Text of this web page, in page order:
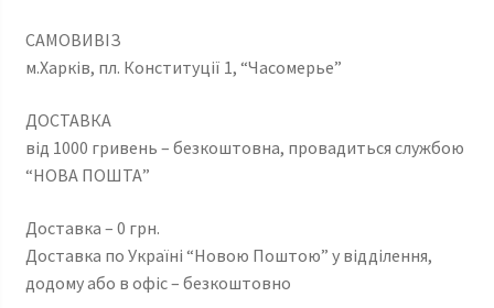
САМОВИВІЗ
м.Харків, пл. Конституції 1, “Часомерье”
ДОСТАВКА
від 1000 гривень – безкоштовна, провадиться службою
“НОВА ПОШТА”
Доставка – 0 грн.
Доставка по Україні “Новою Поштою” у відділення,
додому або в офіс – безкоштовно